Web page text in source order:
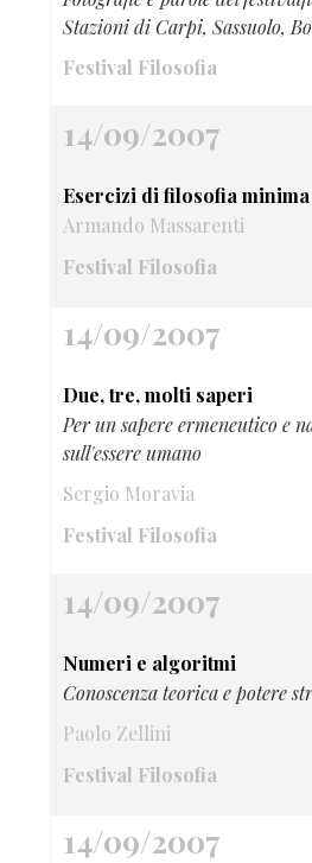
Stazioni di Carpi, Sassuolo,
Festival Filosofia
14/09/2007
Esercizi di filosofia minima
Armando Massarenti
Festival Filosofia
14/09/2007
Due, tre, molti saperi
Per un sapere ermeneutico e
sull'essere umano
Sergio Moravia
Festival Filosofia
14/09/2007
Numeri e algoritmi
Conoscenza teorica e potere
Paolo Zellini
Festival Filosofia
14/09/2007